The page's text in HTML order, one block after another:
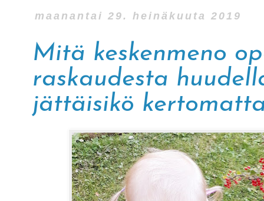
maanantai 29. heinäkuuta 2019
Mitä keskenmeno
raskaudesta
jättäisikö